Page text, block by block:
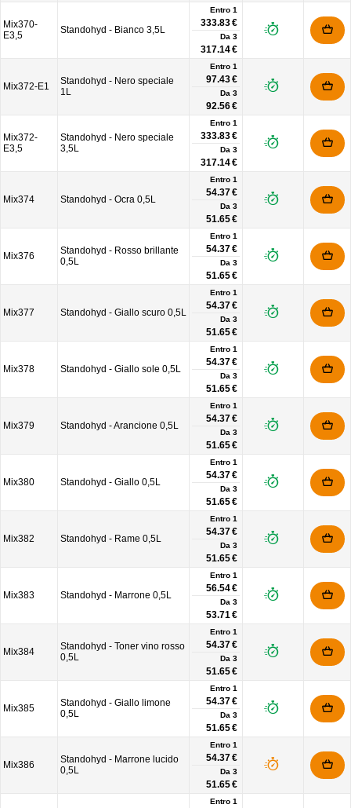
Mix370-
E3,5
Standohyd - Bianco 3,5L
Entro 1
333.83 €
Da 3
317.14 €
Mix372-E1
Standohyd - Nero speciale
1L
Entro 1
97.43 €
Da 3
92.56 €
Mix372-
E3,5
Standohyd - Nero speciale
3,5L
Entro 1
333.83 €
Da 3
317.14 €
Mix374 Standohyd - Ocra 0,5L
Entro 1
54.37 €
Da 3
51.65 €
Mix376
Standohyd - Rosso brillante
0,5L
Entro 1
54.37 €
Da 3
51.65 €
Mix377 Standohyd - Giallo scuro 0,5L
Entro 1
54.37 €
Da 3
51.65 €
Mix378 Standohyd - Giallo sole 0,5L
Entro 1
54.37 €
Da 3
51.65 €
Mix379 Standohyd - Arancione 0,5L
Entro 1
54.37 €
Da 3
51.65 €
Mix380 Standohyd - Giallo 0,5L
Entro 1
54.37 €
Da 3
51.65 €
Mix382 Standohyd - Rame 0,5L
Entro 1
54.37 €
Da 3
51.65 €
Mix383 Standohyd - Marrone 0,5L
Entro 1
56.54 €
Da 3
53.71 €
Mix384
Standohyd - Toner vino rosso
0,5L
Entro 1
54.37 €
Da 3
51.65 €
Mix385
Standohyd - Giallo limone
0,5L
Entro 1
54.37 €
Da 3
51.65 €
Mix386
Standohyd - Marrone lucido
0,5L
Entro 1
54.37 €
Da 3
51.65 €
Entro 1